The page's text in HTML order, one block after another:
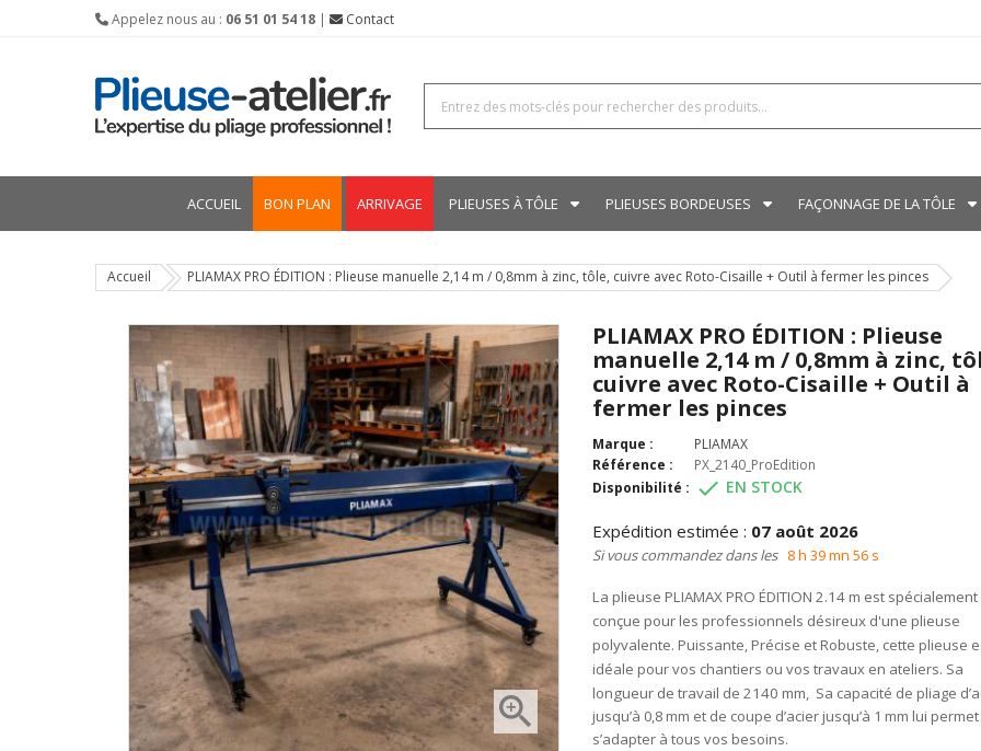
Appelez nous au : 06 51 01 54 18 | Contact
ACCUEIL BON PLAN ARRIVAGE PLIEUSES À TÔLE PLIEUSES BORDEUSES FAÇONNAGE DE LA TÔLE
Accueil PLIAMAX PRO ÉDITION : Plieuse manuelle 2,14 m / 0,8mm à zinc, tôle, cuivre avec Roto-Cisaille + Outil à fermer les pinces

PLIAMAX PRO ÉDITION : Plieuse
manuelle 2,14 m / 0,8mm à zinc,
cuivre avec Roto-Cisaille + Outil à
fermer les pinces
Marque :
PLIAMAX
Référence :
PX_2140_ProEdition
Disponibilité :  EN STOCK
Expédition estimée : 07 août 2026
Si vous commandez dans les 8 h 39 mn 55 s
La plieuse PLIAMAX PRO ÉDITION 2.14 m est spécialement
conçue pour les professionnels désireux d'une plieuse
polyvalente. Puissante, Précise et Robuste, cette plieuse
idéale pour vos chantiers ou vos travaux en ateliers. Sa
longueur de travail de 2140 mm, Sa capacité de pliage
jusqu’à 0,8 mm et de coupe d’acier jusqu’à 1 mm lui
s’adapter à tous vos besoins.